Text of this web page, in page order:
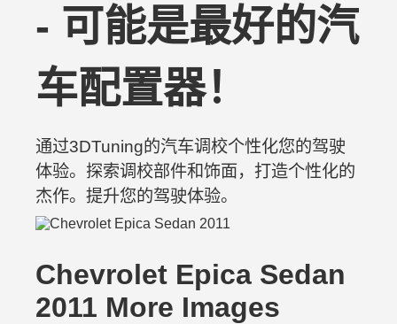
- 可能是最好的汽
车配置器！
通过3DTuning的汽车调校个性化您的驾驶
体验。探索调校部件和饰面，打造个性化的
杰作。提升您的驾驶体验。
Chevrolet Epica Sedan
2011 More Images